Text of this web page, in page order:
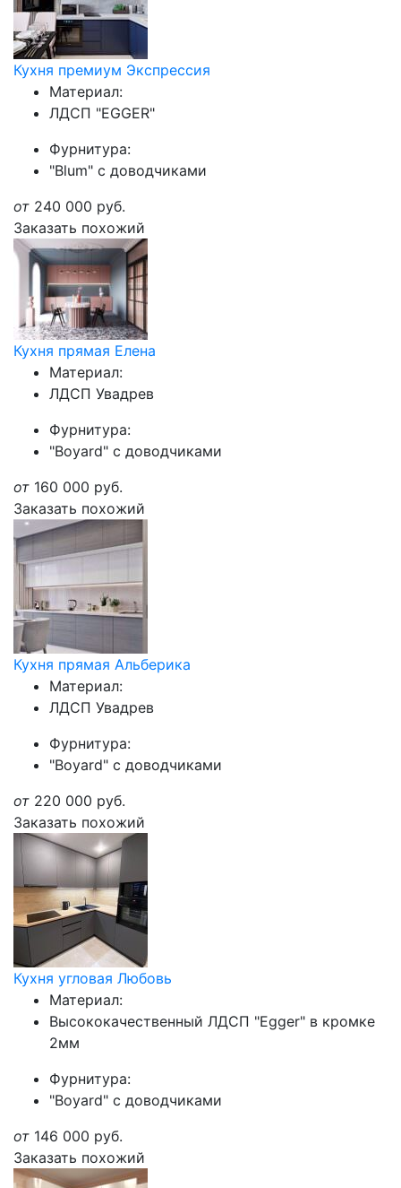
Кухня премиум Экспрессия
Материал:
ЛДСП "EGGER"
Фурнитура:
"Blum" с доводчиками
от 240 000 руб.
Заказать похожий
Кухня прямая Елена
Материал:
ЛДСП Увадрев
Фурнитура:
"Boyard" с доводчиками
от 160 000 руб.
Заказать похожий
Кухня прямая Альберика
Материал:
ЛДСП Увадрев
Фурнитура:
"Boyard" с доводчиками
от 220 000 руб.
Заказать похожий
Кухня угловая Любовь
Материал:
Высококачественный ЛДСП "Egger" в кромке
2мм
Фурнитура:
"Boyard" с доводчиками
от 146 000 руб.
Заказать похожий